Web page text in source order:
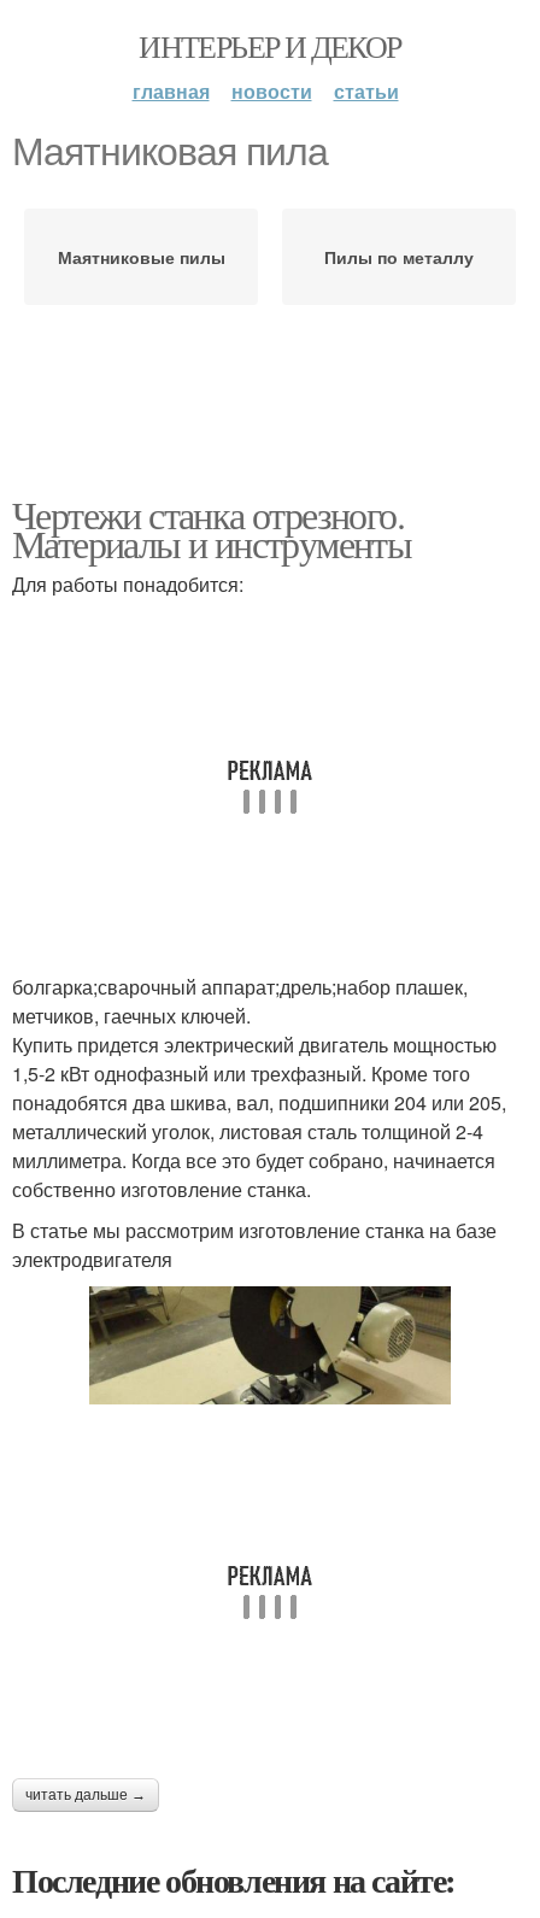
ИНТЕРЬЕР И ДЕКОР
главная новости статьи
Маятниковая пила
Маятниковые пилы Пилы по металлу
Чертежи станка отрезного.
Материалы и инструменты
Для работы понадобится:
болгарка;сварочный аппарат;дрель;набор плашек,
метчиков, гаечных ключей.
Купить придется электрический двигатель мощностью
1,5-2 кВт однофазный или трехфазный. Кроме того
понадобятся два шкива, вал, подшипники 204 или 205,
металлический уголок, листовая сталь толщиной 2-4
миллиметра. Когда все это будет собрано, начинается
собственно изготовление станка.
В статье мы рассмотрим изготовление станка на базе
электродвигателя
читать дальше →
Последние обновления на сайте: